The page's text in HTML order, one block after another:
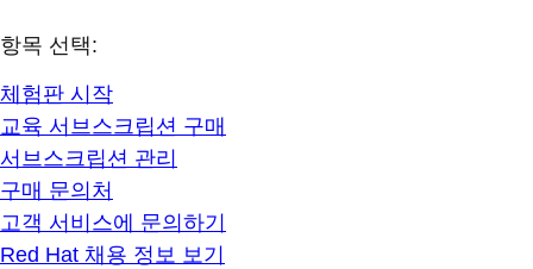
항목 선택:
체험판 시작
교육 서브스크립션 구매
서브스크립션 관리
구매 문의처
고객 서비스에 문의하기
Red Hat 채용 정보 보기